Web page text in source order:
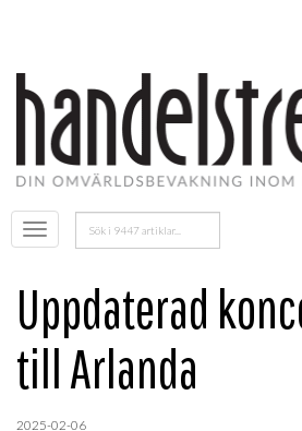
Öppna
menyn
Sök
efter:
Uppdaterad
till Arlanda
2025-02-06